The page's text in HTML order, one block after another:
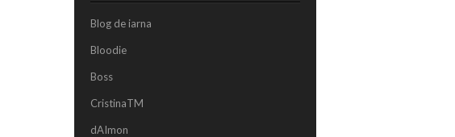
Blog de iarna
Bloodie
Boss
CristinaTM
dAImon